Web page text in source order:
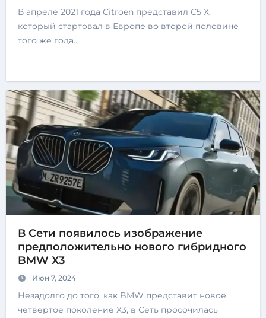
В апреле 2021 года Citroen представил C5 X,
который стартовал в Европе во второй половине
того же года.…
В Сети появилось изображение
предположительно нового гибридного
BMW Х3
Июн 7, 2024
Незадолго до того, как BMW представит новое,
четвертое поколение X3, в Сеть просочилась